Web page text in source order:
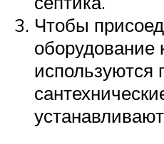
Чтобы
оборудование
используются